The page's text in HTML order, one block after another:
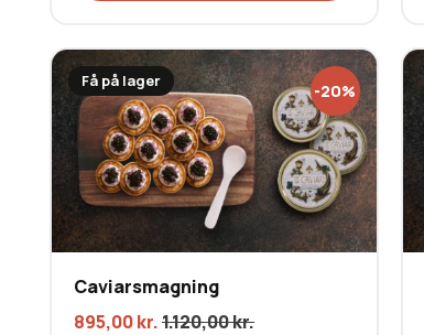
Få på lager -20%
Caviarsmagning
895,00kr.1.120,00kr.